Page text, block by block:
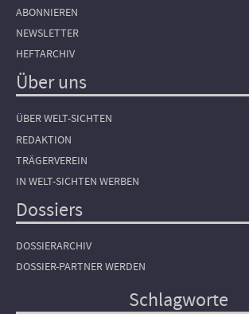
ABONNIEREN
NEWSLETTER
HEFTARCHIV
Über uns
ÜBER WELT-SICHTEN
REDAKTION
TRÄGERVEREIN
IN WELT-SICHTEN WERBEN
Dossiers
DOSSIERARCHIV
DOSSIER-PARTNER WERDEN
Schlagworte